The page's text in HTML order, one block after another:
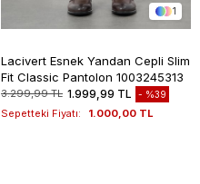
1
Lacivert Esnek Yandan Cepli Slim
Fit Classic Pantolon 1003245313
3.299,99 TL 1.999,99 TL %39
Sepetteki Fiyatı: 1.000,00 TL